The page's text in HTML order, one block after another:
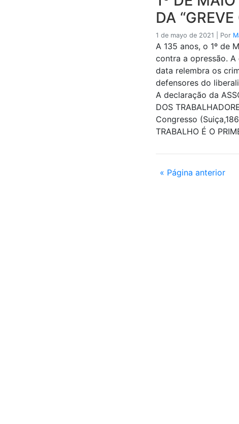
DA
1 de mayo de 2021 Por
A 135 anos, o 1º de
contra a opressão.
data relembra os
defensores do
A declaração da
DOS
Congresso
TRABALHO É O
« Página anterior